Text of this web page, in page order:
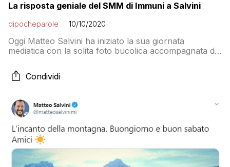
La risposta geniale del SMM di Immuni a Salvini
dipocheparole 10/10/2020
Oggi Matteo Salvini ha iniziato la sua giornata
mediatica con la solita foto bucolica accompagnata dal
Buongiorno e buon sabato Amici”. La cosa divertente
però è che dal profilo su Twitter di Immuni gli è
#immuni e stai controllando le notifiche? Ottima […]
Condividi